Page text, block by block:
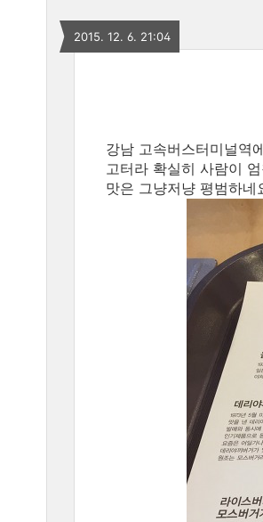
2015. 12. 6. 21:04
강남 고속버스터미널역
고터라 확실히 사람이
맛은 그냥저냥 평범하네